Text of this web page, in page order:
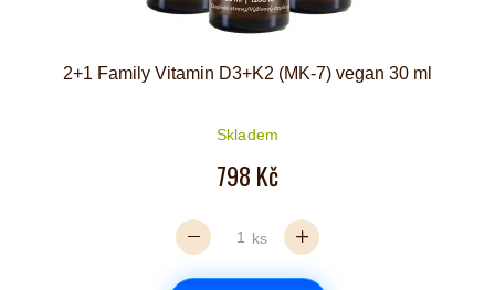
2+1 Family Vitamin D3+K2 (MK-7) vegan 30 ml
Skladem
798 Kč
ks